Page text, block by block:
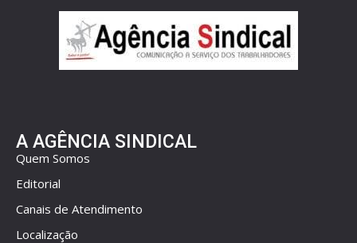
A AGÊNCIA SINDICAL
Quem Somos
Editorial
Canais de Atendimento
Localização